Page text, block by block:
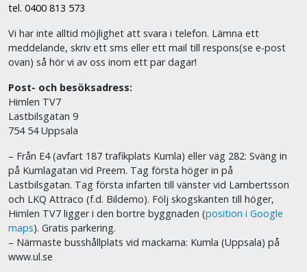
tel. 0400 813 573
Vi har inte alltid möjlighet att svara i telefon. Lämna ett
meddelande, skriv ett sms eller ett mail till respons(se e-post
ovan) så hör vi av oss inom ett par dagar!
Post- och besöksadress:
Himlen TV7
Lastbilsgatan 9
754 54 Uppsala
– Från E4 (avfart 187 trafikplats Kumla) eller väg 282: Sväng in
på Kumlagatan vid Preem. Tag första höger in på
Lastbilsgatan. Tag första infarten till vänster vid Lambertsson
och LKQ Attraco (f.d. Bildemo). Följ skogskanten till höger,
Himlen TV7 ligger i den bortre byggnaden (position i Google
maps). Gratis parkering.
– Närmaste busshållplats vid mackarna: Kumla (Uppsala) på
www.ul.se